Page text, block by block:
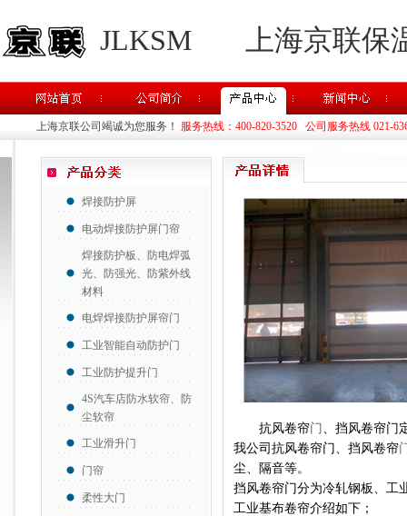
JLKSM 上海京联
上海京联公司竭诚为您服务！ 服务热线：400-820-3520 公司服务热线 021-
焊接防护屏
电动焊接防护屏门帘
焊接防护板、防电焊弧
光、防强光、防紫外线
材料
电焊焊接防护屏帘门
工业智能自动防护门
工业防护提升门
4S汽车店防水软帘、防
尘软帘
工业滑升门
门帘
柔性大门
抗风卷帘门 、挡风卷帘门
我公司抗风卷帘门、挡风卷帘
尘、隔音等。
挡风卷帘门分为冷轧钢板、工
工业基布卷帘介绍如下；